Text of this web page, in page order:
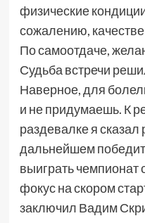
физические
сожалению,
По самоотдаче,
Судьба встречи
Наверное, для
и не придумаешь. К
раздевалке я сказал
дальнейшем
выиграть чемпионат
фокус на скором
заключил Вадим